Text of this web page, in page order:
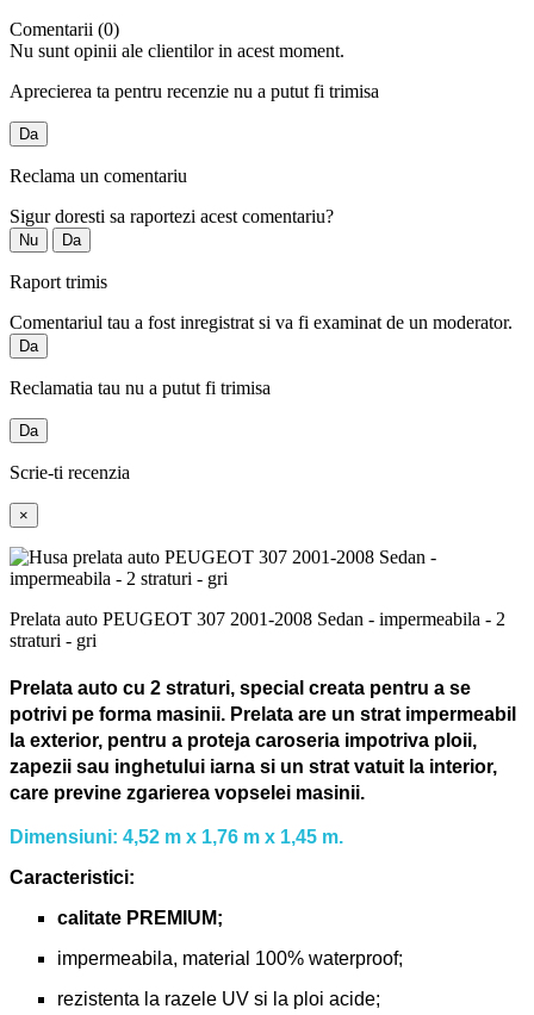
Comentarii (0)
Nu sunt opinii ale clientilor in acest moment.
Aprecierea ta pentru recenzie nu a putut fi trimisa
Da
Reclama un comentariu
Sigur doresti sa raportezi acest comentariu?
Nu Da
Raport trimis
Comentariul tau a fost inregistrat si va fi examinat de un moderator.
Da
Reclamatia tau nu a putut fi trimisa
Da
Scrie-ti recenzia
×
Prelata auto PEUGEOT 307 2001-2008 Sedan - impermeabila - 2
straturi - gri
Prelata auto cu 2 straturi, special creata pentru a se
potrivi pe forma masinii. Prelata are un strat impermeabil
la exterior, pentru a proteja caroseria impotriva ploii,
zapezii sau inghetului iarna si un strat vatuit la interior,
care previne zgarierea vopselei masinii.
Dimensiuni: 4,52 m x 1,76 m x 1,45 m.
Caracteristici:
calitate PREMIUM;
impermeabila, material 100% waterproof;
rezistenta la razele UV si la ploi acide;